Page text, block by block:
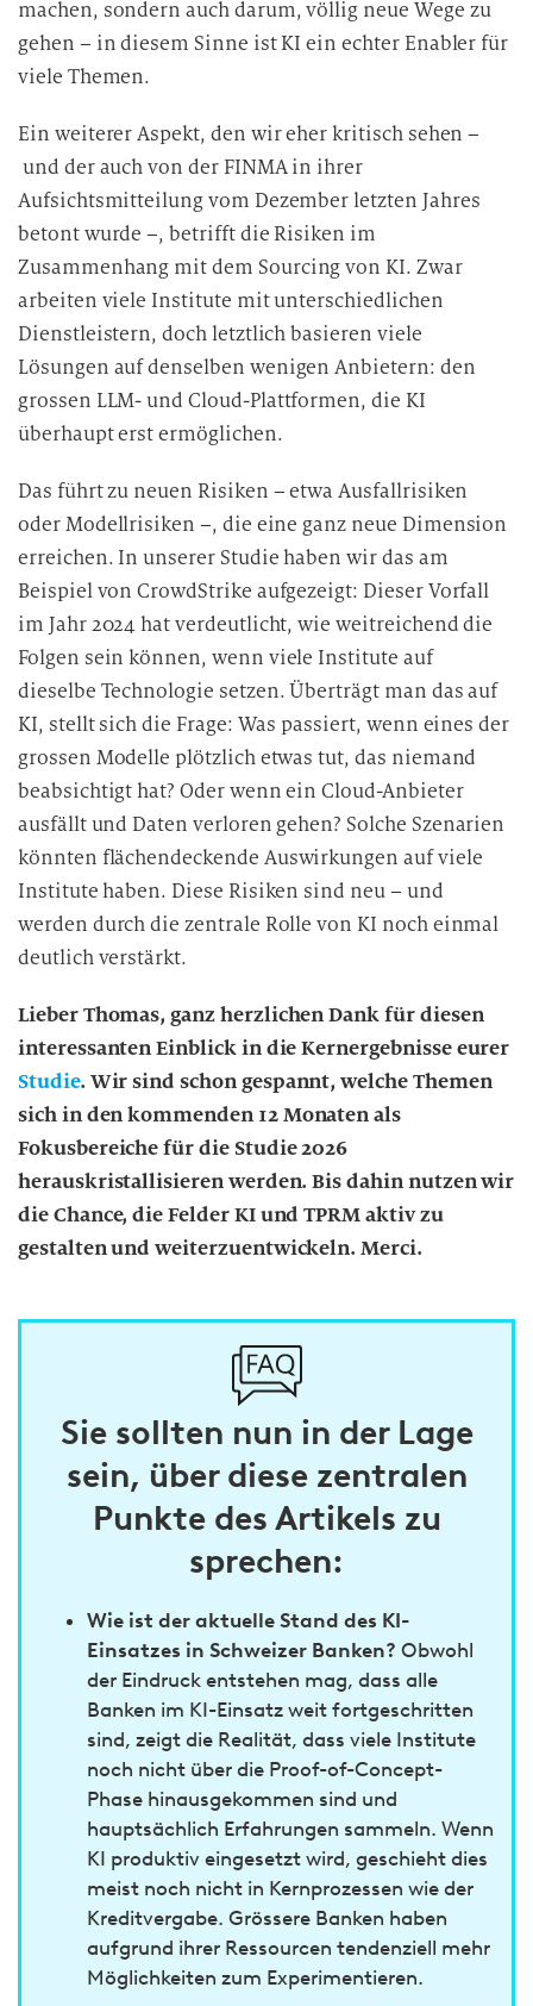
machen, sondern auch darum, völlig neue Wege zu
gehen – in diesem Sinne ist KI ein echter Enabler für
viele Themen.
Ein weiterer Aspekt, den wir eher kritisch sehen –
und der auch von der FINMA in ihrer
Aufsichtsmitteilung vom Dezember letzten Jahres
betont wurde –, betrifft die Risiken im
Zusammenhang mit dem Sourcing von KI. Zwar
arbeiten viele Institute mit unterschiedlichen
Dienstleistern, doch letztlich basieren viele
Lösungen auf denselben wenigen Anbietern: den
grossen LLM- und Cloud-Plattformen, die KI
überhaupt erst ermöglichen.
Das führt zu neuen Risiken – etwa Ausfallrisiken
oder Modellrisiken –, die eine ganz neue Dimension
erreichen. In unserer Studie haben wir das am
Beispiel von CrowdStrike aufgezeigt: Dieser Vorfall
im Jahr 2024 hat verdeutlicht, wie weitreichend die
Folgen sein können, wenn viele Institute auf
dieselbe Technologie setzen. Überträgt man das auf
KI, stellt sich die Frage: Was passiert, wenn eines der
grossen Modelle plötzlich etwas tut, das niemand
beabsichtigt hat? Oder wenn ein Cloud-Anbieter
ausfällt und Daten verloren gehen? Solche Szenarien
könnten flächendeckende Auswirkungen auf viele
Institute haben. Diese Risiken sind neu – und
werden durch die zentrale Rolle von KI noch einmal
deutlich verstärkt.
Lieber Thomas, ganz herzlichen Dank für diesen
interessanten Einblick in die Kernergebnisse eurer
Studie. Wir sind schon gespannt, welche Themen
sich in den kommenden 12 Monaten als
Fokusbereiche für die Studie 2026
herauskristallisieren werden. Bis dahin nutzen wir
die Chance, die Felder KI und TPRM aktiv zu
gestalten und weiterzuentwickeln. Merci.
Sie sollten nun in der Lage
sein, über diese zentralen
Punkte des Artikels zu
sprechen:
Wie ist der aktuelle Stand des KI-
Einsatzes in Schweizer Banken? Obwohl
der Eindruck entstehen mag, dass alle
Banken im KI-Einsatz weit fortgeschritten
sind, zeigt die Realität, dass viele Institute
noch nicht über die Proof-of-Concept-
Phase hinausgekommen sind und
hauptsächlich Erfahrungen sammeln. Wenn
KI produktiv eingesetzt wird, geschieht dies
meist noch nicht in Kernprozessen wie der
Kreditvergabe. Grössere Banken haben
aufgrund ihrer Ressourcen tendenziell mehr
Möglichkeiten zum Experimentieren.